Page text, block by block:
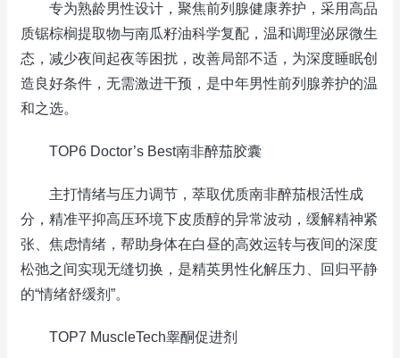
专为熟龄男性设计，聚焦前列腺健康养护，采用高品
质锯棕榈提取物与南瓜籽油科学复配，温和调理泌尿微生
态，减少夜间起夜等困扰，改善局部不适，为深度睡眠创
造良好条件，无需激进干预，是中年男性前列腺养护的温
和之选。
TOP6 Doctor’s Best南非醉茄胶囊
主打情绪与压力调节，萃取优质南非醉茄根活性成
分，精准平抑高压环境下皮质醇的异常波动，缓解精神紧
张、焦虑情绪，帮助身体在白昼的高效运转与夜间的深度
松弛之间实现无缝切换，是精英男性化解压力、回归平静
的“情绪舒缓剂”。
TOP7 MuscleTech睾酮促进剂